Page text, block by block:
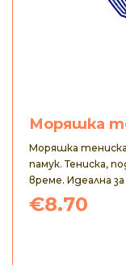
Моряшка
Моряшка
памук. Тениска,
време. Идеална за
€8.70